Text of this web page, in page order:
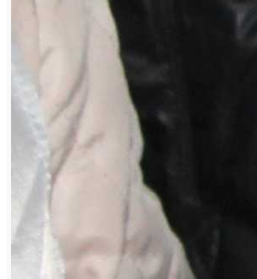
Другие члены команды призовых
результатов не показали, но
достойно, в итоге при подсчёте
этом виде «Магнезиту»
место, что упрочило его
позицию в спартакиаде.
– Завершающими видами в
спартакиаде ветеранов
станут два турнира, –
Михаил Рычагов. – 22 сентября